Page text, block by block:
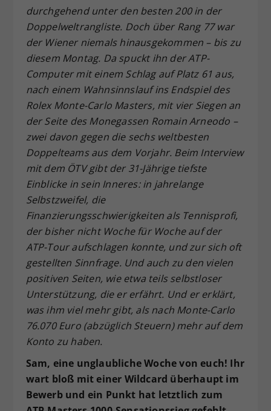
durchgehend unter den besten 200 in der
Doppelweltrangliste. Doch über Rang 77 war
der Wiener niemals hinausgekommen – bis zu
diesem Montag. Da spuckt ihn der ATP-
Computer mit einem Schlag auf Platz 61 aus,
nach einem Wahnsinnslauf ins Endspiel des
Rolex Monte-Carlo Masters, mit vier Siegen an
der Seite des Monegassen Romain Arneodo –
zwei davon gegen die sechs weltbesten
Doppelteams aus dem Vorjahr. Beim Interview
mit dem ÖTV gibt der 31-Jährige tiefste
Einblicke in sein Inneres: in jahrelange
Selbstzweifel, die
Finanzierungsschwierigkeiten als Tennisprofi,
der bisher nicht Woche für Woche auf der
ATP-Tour aufschlagen konnte, und zur sich oft
gestellten Sinnfrage. Und auch zu den vielen
positiven Seiten, wie etwa teils selbstloser
Unterstützung, die er erfährt. Und er erklärt,
was ihm viel mehr gibt, als nach Monte-Carlo
76.070 Euro (abzüglich Steuern) mehr auf dem
Konto zu haben.
Sam, eine unglaubliche Woche von euch! Ihr
wart bloß mit einer Wildcard überhaupt im
Bewerb und ein Punkt hat letztlich zum
Zweck
Dieser Wert speichert Ihre Consent-
Einstellungen. Unter anderem eine
zufällig generierte ID, für die
historische Speicherung Ihrer
vorgenommen Einstellungen, falls der
Webseiten-Betreiber dies eingestellt
hat.